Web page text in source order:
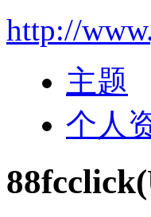
http://
主题
个人
88fcclick